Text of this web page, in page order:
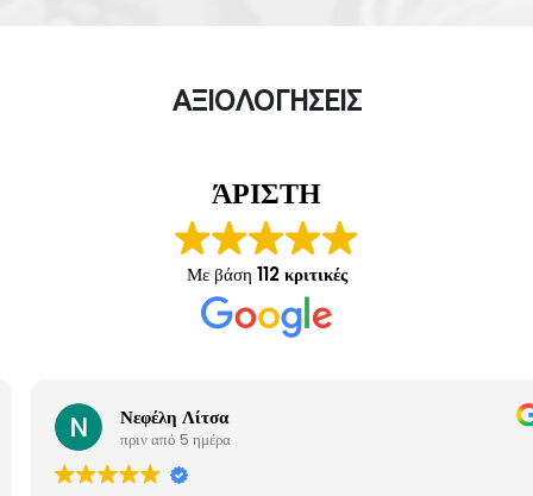
ΑΞΙΟΛΟΓΗΣΕΙΣ
ΆΡΙΣΤΗ
Με βάση 112 κριτικές
Νεφέλη Λίτσα
πριν από 5 ημέρα